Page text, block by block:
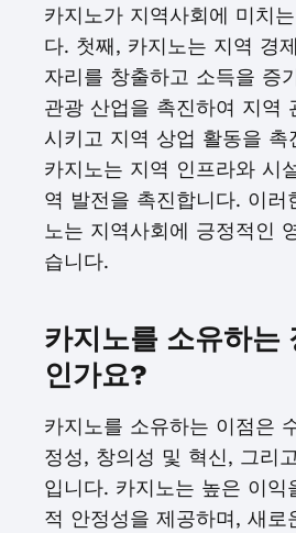
카지노가 지역사회에 미치
다. 첫째, 카지노는 지역 경
자리를 창출하고 소득을 증
관광 산업을 촉진하여 지역
시키고 지역 상업 활동을 촉
카지노는 지역 인프라와 시
역 발전을 촉진합니다. 이러
노는 지역사회에 긍정적인
습니다.
카지노를 소유하는
인가요?
카지노를 소유하는 이점은
정성, 창의성 및 혁신, 그리
입니다. 카지노는 높은 이익
적 안정성을 제공하며, 새로